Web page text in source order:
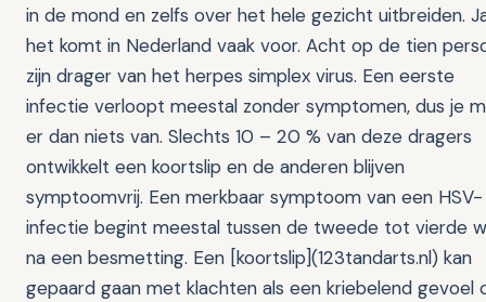
in de mond en zelfs over het hele gezicht uitbreiden.
het komt in Nederland vaak voor. Acht op de tien
zijn drager van het herpes simplex virus. Een eerste
infectie verloopt meestal zonder symptomen, dus je
er dan niets van. Slechts 10 – 20 % van deze dragers
ontwikkelt een koortslip en de anderen blijven
symptoomvrij. Een merkbaar symptoom van een HSV-
infectie begint meestal tussen de tweede tot vierde
na een besmetting. Een [koortslip](123tandarts.nl) kan
gepaard gaan met klachten als een kriebelend gevoel